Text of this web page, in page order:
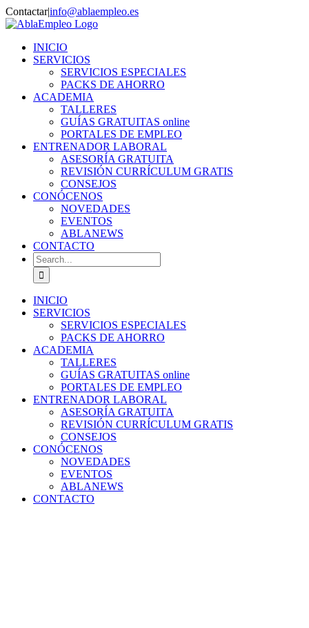
Skip
to
Contactar|info@ablaempleo.es
Facebook
Phone
INICIO
SERVICIOS
SERVICIOS ESPECIALES
PACKS DE AHORRO
ACADEMIA
TALLERES
GUÍAS GRATUITAS online
PORTALES DE EMPLEO
ENTRENADOR LABORAL
ASESORÍA GRATUITA
REVISIÓN CURRÍCULUM GRATIS
CONSEJOS
CONÓCENOS
NOVEDADES
EVENTOS
ABLANEWS
CONTACTO
Search
for:
INICIO
SERVICIOS
SERVICIOS ESPECIALES
PACKS DE AHORRO
ACADEMIA
TALLERES
GUÍAS GRATUITAS online
PORTALES DE EMPLEO
ENTRENADOR LABORAL
ASESORÍA GRATUITA
REVISIÓN CURRÍCULUM GRATIS
CONSEJOS
CONÓCENOS
NOVEDADES
EVENTOS
ABLANEWS
CONTACTO